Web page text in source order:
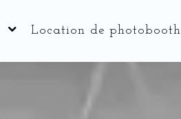
Location de photobooth